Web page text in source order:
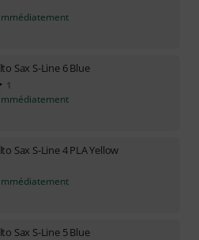
Sax S-Line 6 Blue
1
Sax S-Line 4 PLA Yellow
Sax S-Line 5 Blue